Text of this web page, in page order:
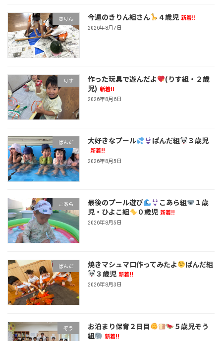
きりん 今週のきりん組さん ４歳児 新着!!
2026年8月7日
りす 作った玩具で遊んだよ
(りす組・２歳
児) 新着!!
2026年8月6日
ぱんだ 大好きなプール ぱんだ組 ３歳児
新着!!
2026年8月5日
こあら 最後のプール遊び こあら組
１歳
児・ひよこ組
０歳児 新着!!
2026年8月5日
ぱんだ 焼きマシュマロ作ってみたよ
ぱんだ組
３歳児 新着!!
2026年8月3日
ぞう お泊まり保育２日目
５歳児ぞう
組
新着!!